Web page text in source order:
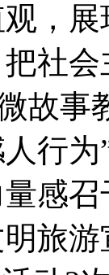
展
社
故事
行
感
旅